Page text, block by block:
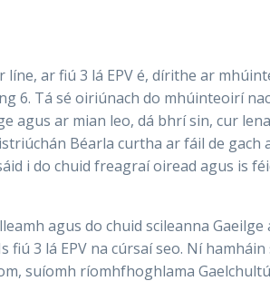
líne, ar fiú 3 lá EPV é, dírithe ar
6. Tá sé oiriúnach do mhúinteoirí
agus ar mian leo, dá bhrí sin, cur
Béarla curtha ar fáil de gach
i do chuid freagraí oiread agus is
agus do chuid scileanna
fiú 3 lá EPV na cúrsaí seo. Ní
suíomh ríomhfhoghlama